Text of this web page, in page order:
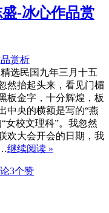
-冰心作品赏
选民国九年三月十五
然抬起头来，看见门楣
板金字，十分辉煌，板
中央的横额是写的“燕
女校文理科”。我忽然
欢大会开会的日期，我
继续阅读 »
3个赞